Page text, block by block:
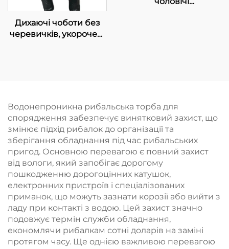
Дихаючі чоботи без
черевичків, укорочені
безпеки
Водонепроникна рибальська торба для
спорядження забезпечує винятковий захист, що
змінює підхід рибалок до організації та
зберігання обладнання під час рибальських
пригод. Основною перевагою є повний захист
від вологи, який запобігає дорогому
пошкодженню дорогоцінних катушок,
електронних пристроїв і спеціалізованих
приманок, що можуть зазнати корозії або вийти з
ладу при контакті з водою. Цей захист значно
подовжує термін служби обладнання,
економлячи рибалкам сотні доларів на заміні
протягом часу. Ще однією важливою перевагою